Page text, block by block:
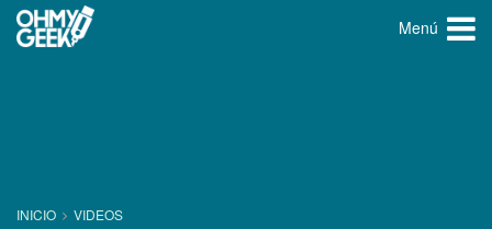
Menú
INICIO VIDEOS